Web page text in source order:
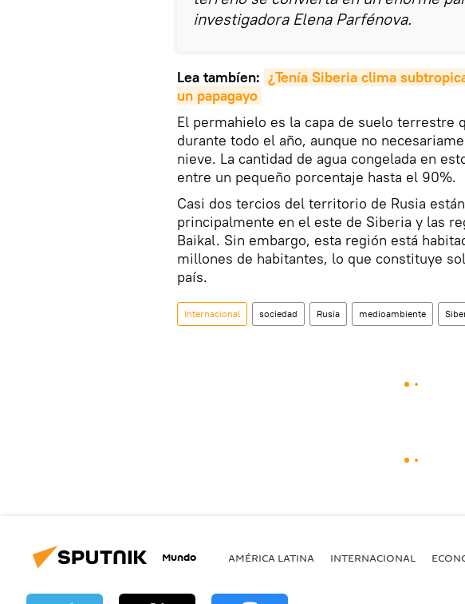
investigadora Elena Parfénova.
Lea tambíen: ¿Tenía Siberia clima
un papagayo
El permahielo es la capa de suelo terrestre
durante todo el año, aunque no
nieve. La cantidad de agua congelada en
entre un pequeño porcentaje hasta el 90%.
Casi dos tercios del territorio de Rusia
principalmente en el este de Siberia y las
Baikal. Sin embargo, esta región está
millones de habitantes, lo que constituye
país.
Internacional sociedad Rusia medioambiente
Mundo AMÉRICA LATINA INTERNACIONAL